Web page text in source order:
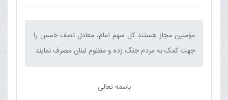
مؤمنین مجاز هستند کل سهم امام، معادل نصف خمس را
جهت کمک به مردم جنگ زده و مظلوم لبنان مصرف نمایند‌
باسمه تعالی